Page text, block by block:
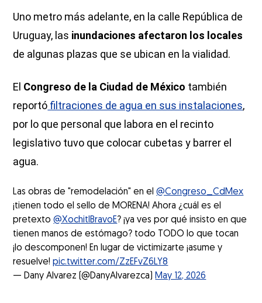
Uno metro más adelante, en la calle República de
Uruguay, las inundaciones afectaron los locales
de algunas plazas que se ubican en la vialidad.
El Congreso de la Ciudad de México también
reportó filtraciones de agua en sus instalaciones,
por lo que personal que labora en el recinto
legislativo tuvo que colocar cubetas y barrer el
agua.
Las obras de "remodelación" en el@Congreso_CdMex
¡tienen todo el sello de MORENA! Ahora ¿cuál es el
pretexto@XochitlBravoE? ¡ya ves por qué insisto en que
tienen manos de estómago? todo TODO lo que tocan
¡lo descomponen! En lugar de victimizarte ¡asume y
resuelve!pic.twitter.com/ZzEFvZ6LY8
— Dany Alvarez (@DanyAlvarezca) May 12, 2026